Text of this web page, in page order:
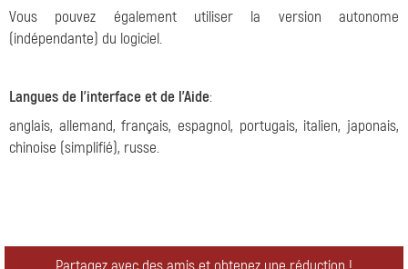
Vous pouvez également utiliser la version autonome
(indépendante) du logiciel.
Langues de l'interface et de l'Aide:
anglais, allemand, français, espagnol, portugais, italien, japonais,
chinoise (simplifié), russe.